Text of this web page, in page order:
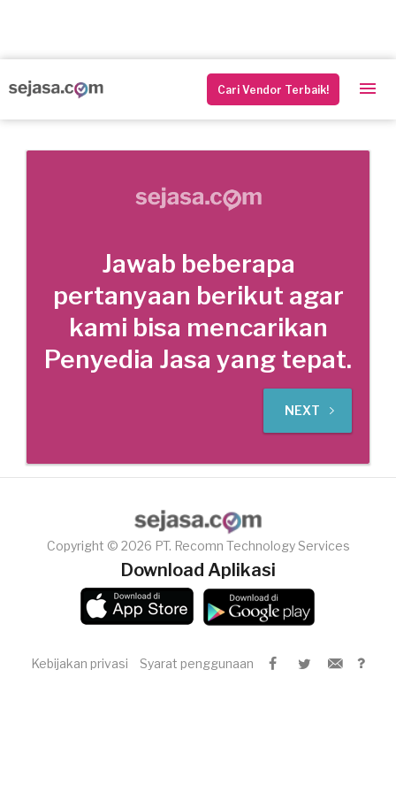
Cari Vendor Terbaik!
Jawab beberapa
pertanyaan berikut agar
kami bisa mencarikan
Penyedia Jasa yang tepat.
NEXT
Copyright © 2026 PT. Recomn Technology Services
Download Aplikasi
Kebijakan privasi Syarat penggunaan